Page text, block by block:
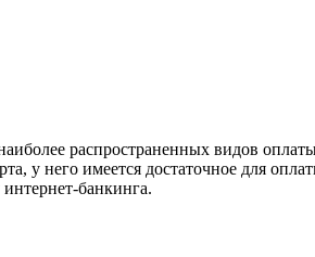
распространенных видов
у него имеется достаточное для
банкинга.